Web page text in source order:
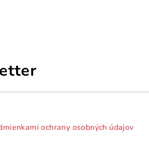
ochrany osobných údajov